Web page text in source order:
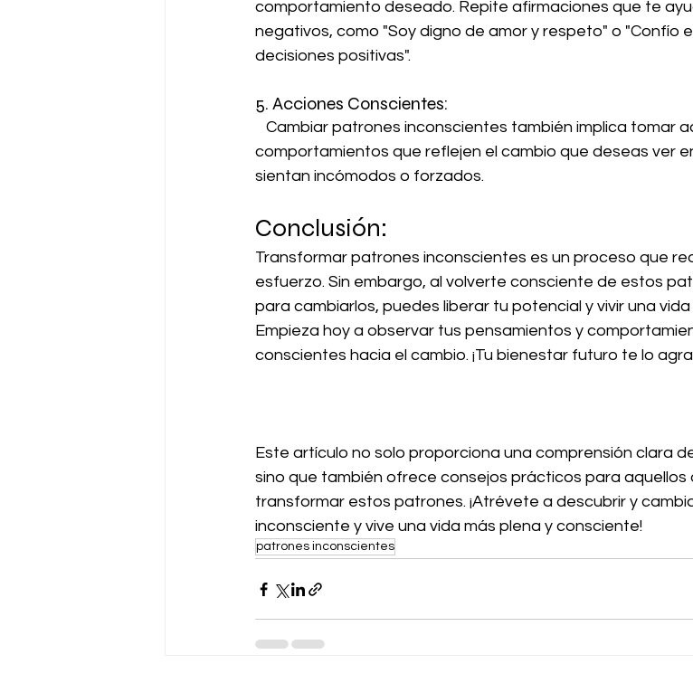
comportamiento deseado. Repite afirmaciones que te
negativos, como "Soy digno de amor y respeto" o "Confío
decisiones positivas".
5. Acciones Conscientes:
comportamientos que reflejen el cambio que deseas ver
sientan incómodos o forzados.
Conclusión:
Transformar patrones inconscientes es un proceso que
esfuerzo. Sin embargo, al volverte consciente de estos
para cambiarlos, puedes liberar tu potencial y vivir una
Empieza hoy a observar tus pensamientos y
conscientes hacia el cambio. ¡Tu bienestar futuro te lo
Este artículo no solo proporciona una comprensión clara
sino que también ofrece consejos prácticos para aquellos
transformar estos patrones. ¡Atrévete a descubrir y
inconsciente y vive una vida más plena y consciente!
patrones inconscientes